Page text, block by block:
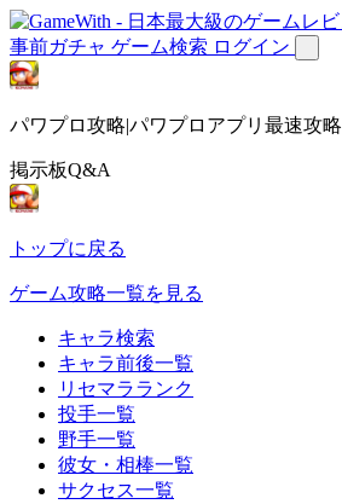
事前ガチャ ゲーム検索 ログイン
パワプロ攻略|パワプロアプリ最速攻略
掲示板Q&A
トップに戻る
ゲーム攻略一覧を見る
キャラ検索
キャラ前後一覧
リセマラランク
投手一覧
野手一覧
彼女・相棒一覧
サクセス一覧